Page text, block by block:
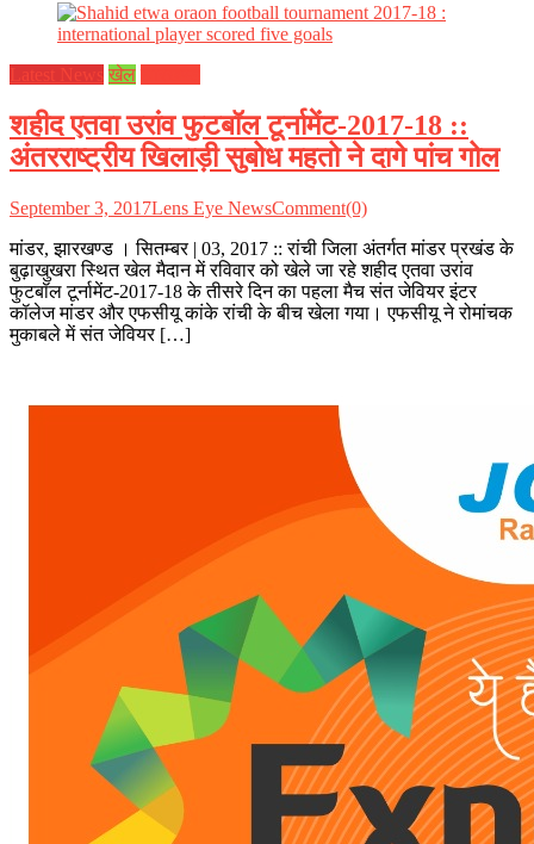
Latest News खेल
शहीद एतवा उरांव फुटबॉल टूर्नामेंट-2017-18 ::
अंतरराष्ट्रीय खिलाड़ी सुबोध महतो ने दागे पांच गोल
September 3, 2017Lens Eye NewsComment(0)
मांडर, झारखण्ड । सितम्बर | 03, 2017 :: रांची जिला अंतर्गत मांडर प्रखंड के
बुढ़ाखुखरा स्थित खेल मैदान में रविवार को खेले जा रहे शहीद एतवा उरांव
फुटबॉल टूर्नामेंट-2017-18 के तीसरे दिन का पहला मैच संत जेवियर इंटर
कॉलेज मांडर और एफसीयू कांके रांची के बीच खेला गया। एफसीयू ने रोमांचक
मुकाबले में संत जेवियर […]